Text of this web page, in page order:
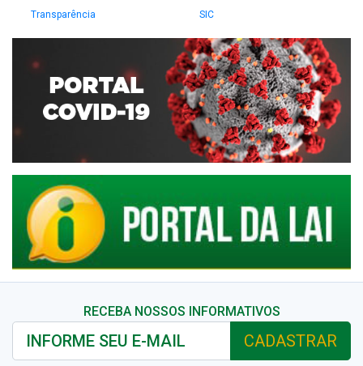
Transparência
SIC
RECEBA NOSSOS INFORMATIVOS
CADASTRAR